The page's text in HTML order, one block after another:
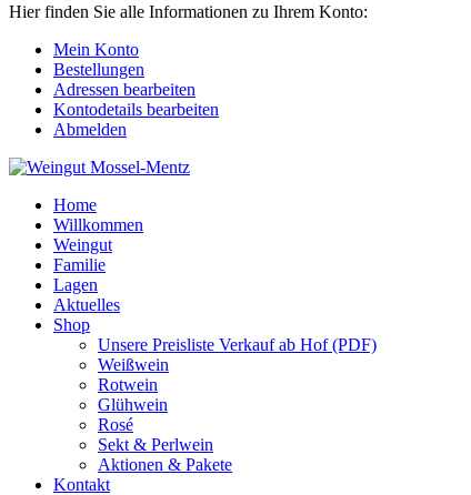
Hier finden Sie alle Informationen zu Ihrem Konto:
Mein Konto
Bestellungen
Adressen bearbeiten
Kontodetails bearbeiten
Abmelden
Home
Willkommen
Weingut
Familie
Lagen
Aktuelles
Shop
Unsere Preisliste Verkauf ab Hof (PDF)
Weißwein
Rotwein
Glühwein
Rosé
Sekt & Perlwein
Aktionen & Pakete
Kontakt